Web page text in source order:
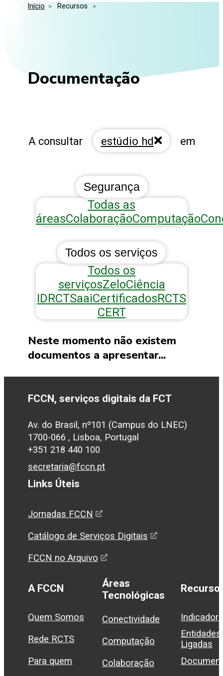
Media Kit
Perguntas Frequentes
Eventos
Início > Recursos >
Documentação
A consultar estúdio hd em
Segurança
Todas as
áreasColaboraçãoComputação
Todos os serviços
Todos os
serviçosZeloCiência
IDRCTSaaiCertificadosRCTS
CERT
Neste momento não existem
documentos a apresentar...
FCCN, serviços digitais da FCT
Av. do Brasil, nº101 (Campus do LNEC)
1700-066 , Lisboa, Portugal
+351 218 440 100
secretaria@fccn.pt
Links Úteis
Jornadas FCCN
Catálogo de Serviços Digitais
FCCN no Arquivo
A FCCN
Quem Somos
Rede RCTS
Para quem
Áreas
Tecnológicas
Conectividade
Computação
Colaboração
Entidades
Ligadas